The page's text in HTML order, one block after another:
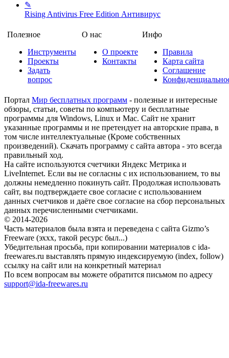
✎
Rising Antivirus Free Edition Антивирус
Полезное
Инструменты
Проекты
Задать
вопрос
О нас
О проекте
Контакты
Инфо
Правила
Карта сайта
Соглашение
Портал Мир бесплатных программ - полезные и интересные
обзоры, статьи, советы по компьютеру и бесплатные
программы для Windows, Linux и Mac. Сайт не хранит
указанные программы и не претендует на авторские права, в
том числе интеллектуальные (Кроме собственных
произведений). Скачать программу с сайта автора - это всегда
правильный ход.
На сайте используются счетчики Яндекс Метрика и
LiveInternet. Если вы не согласны с их использованием, то вы
должны немедленно покинуть сайт. Продолжая использовать
сайт, вы подтверждаете свое согласие с использованием
данных счетчиков и даёте свое согласие на сбор персональных
данных перечисленными счетчиками.
© 2014-2026
Часть материалов была взята и переведена с сайта Gizmo’s
Freeware (эххх, такой ресурс был...)
Убедительная просьба, при копировании материалов с ida-
freewares.ru выставлять прямую индексируемую (index, follow)
ссылку на сайт или на конкретный материал
По всем вопросам вы можете обратится письмом по адресу
support@ida-freewares.ru